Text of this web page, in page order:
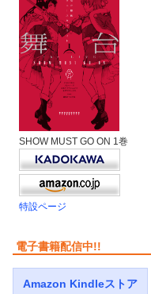
SHOW MUST GO ON 1巻
特設ページ
電子書籍配信中!!
Amazon Kindleストア